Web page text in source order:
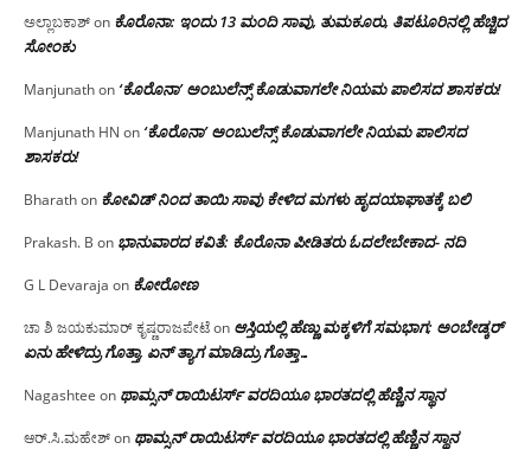
ಅಲ್ಲಾಬಕಾಶ್on ಕೊರೊನಾ: ಇಂದು 13 ಮಂದಿ ಸಾವು, ತುಮಕೂರು, ತಿಪಟೂರಿನಲ್ಲಿ ಹೆಚ್ಚಿದ
ಸೋಂಕು
Manjunathon ‘ಕೊರೊನಾ’ ಅಂಬುಲೆನ್ಸ್ ಕೊಡುವಾಗಲೇ ನಿಯಮ ಪಾಲಿಸದ ಶಾಸಕರು!
Manjunath HN on ‘ಕೊರೊನಾ’ ಅಂಬುಲೆನ್ಸ್ ಕೊಡುವಾಗಲೇ ನಿಯಮ ಪಾಲಿಸದ
ಶಾಸಕರು!
Bharathon ಕೋವಿಡ್ ನಿಂದ ತಾಯಿ ಸಾವು ಕೇಳಿದ ಮಗಳು ಹೃದಯಾಘಾತಕ್ಕೆ ಬಲಿ
Prakash. B on ಭಾನುವಾರದ ಕವಿತೆ: ಕೊರೊನಾ ಪೀಡಿತರು ಓದಲೇಬೇಕಾದ- ನದಿ
G L Devaraja on ಕೋರೋಣ
ಚಾ ಶಿ ಜಯಕುಮಾರ್ ಕೃಷ್ಣರಾಜಪೇಟೆon ಆಸ್ತಿಯಲ್ಲಿ ಹೆಣ್ಣು ಮಕ್ಕಳಿಗೆ ಸಮಭಾಗ; ಅಂಬೇಡ್ಕರ್
ಏನು ಹೇಳಿದ್ರು ಗೊತ್ತಾ, ಏನ್ ತ್ಯಾಗ ಮಾಡಿದ್ರು ಗೊತ್ತಾ…
Nagashtee on ಥಾಮ್ಸನ್ ರಾಯಿಟರ್ಸ್ ವರದಿಯೂ ಭಾರತದಲ್ಲಿ ಹೆಣ್ಣಿನ ಸ್ಥಾನ‌
ಆರ್.ಸಿ.ಮಹೇಶ್on ಥಾಮ್ಸನ್ ರಾಯಿಟರ್ಸ್ ವರದಿಯೂ ಭಾರತದಲ್ಲಿ ಹೆಣ್ಣಿನ ಸ್ಥಾನ‌